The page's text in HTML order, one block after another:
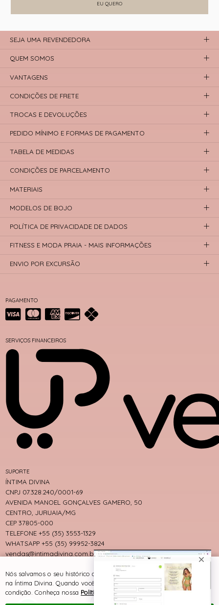
EU QUERO
PAGAMENTO
SERVIÇOS FINANCEIROS
SUPORTE
ÍNTIMA DIVINA
CNPJ 07.328.240/0001-69
AVENIDA MANOEL GONÇALVES GAMERO, 50
CENTRO, JURUAIA/MG
CEP 37805-000
TELEFONE +55 (35) 3553-1329
WHATSAPP +55 (35) 99952-3824
vendas@intimadivina.com.br
SEJA UMA REVENDEDORA
QUEM SOMOS
VANTAGENS
CONDIÇÕES DE FRETE
TROCAS E DEVOLUÇÕES
PEDIDO MÍNIMO E FORMAS DE PAGAMENTO
TABELA DE MEDIDAS
CONDIÇÕES DE PARCELAMENTO
MATERIAIS
MODELOS DE BOJO
POLÍTICA DE PRIVACIDADE DE DADOS
FITNESS E MODA PRAIA - MAIS INFORMAÇÕES
ENVIO POR EXCURSÃO
Nós salvamos o seu histórico de uso pra oferecer a melhor experiência
na Íntima Divina. Quando você navega no nosso site, aceita esta
condição. Conheça nossa Política de Cookies e Privacidade.